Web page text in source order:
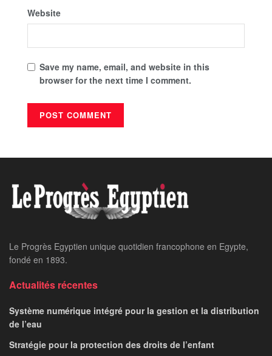
Website
Save my name, email, and website in this
browser for the next time I comment.
Le Progrès Egyptien unique quotidien francophone en Egypte,
fondé en 1893.
Actualités récentes
Système numérique intégré pour la gestion et la distribution
de l’eau
Stratégie pour la protection des droits de l’enfant